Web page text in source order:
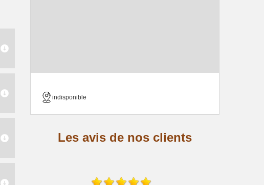
indisponible
Les avis de nos clients